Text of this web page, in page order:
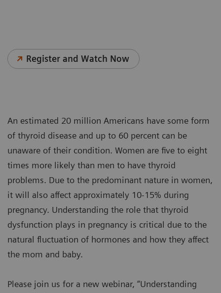
Register and Watch Now
An estimated 20 million Americans have some form
of thyroid disease and up to 60 percent can be
unaware of their condition. Women are five to eight
times more likely than men to have thyroid
problems. Due to the predominant nature in women,
it will also affect approximately 10-15% during
pregnancy. Understanding the role that thyroid
dysfunction plays in pregnancy is critical due to the
natural fluctuation of hormones and how they affect
the mom and baby.
Please join us for a new webinar, “Understanding